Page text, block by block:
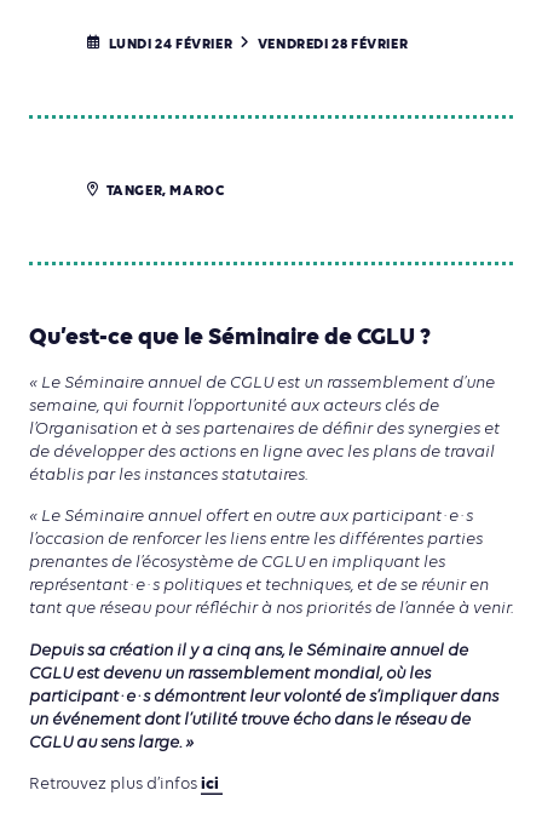
LUNDI 24 FÉVRIER VENDREDI 28 FÉVRIER
TANGER, MAROC
Qu’est-ce que le Séminaire de CGLU ?
« Le Séminaire annuel de CGLU est un rassemblement d’une
semaine, qui fournit l’opportunité aux acteurs clés de
l’Organisation et à ses partenaires de définir des synergies et
de développer des actions en ligne avec les plans de travail
établis par les instances statutaires.
« Le Séminaire annuel offert en outre aux participant·e·s
l’occasion de renforcer les liens entre les différentes parties
prenantes de l’écosystème de CGLU en impliquant les
représentant·e·s politiques et techniques, et de se réunir en
tant que réseau pour réfléchir à nos priorités de l’année à venir.
Depuis sa création il y a cinq ans, le Séminaire annuel de
CGLU est devenu un rassemblement mondial, où les
participant·e·s démontrent leur volonté de s’impliquer dans
un événement dont l’utilité trouve écho dans le réseau de
CGLU au sens large. »
Retrouvez plus d’infos ici